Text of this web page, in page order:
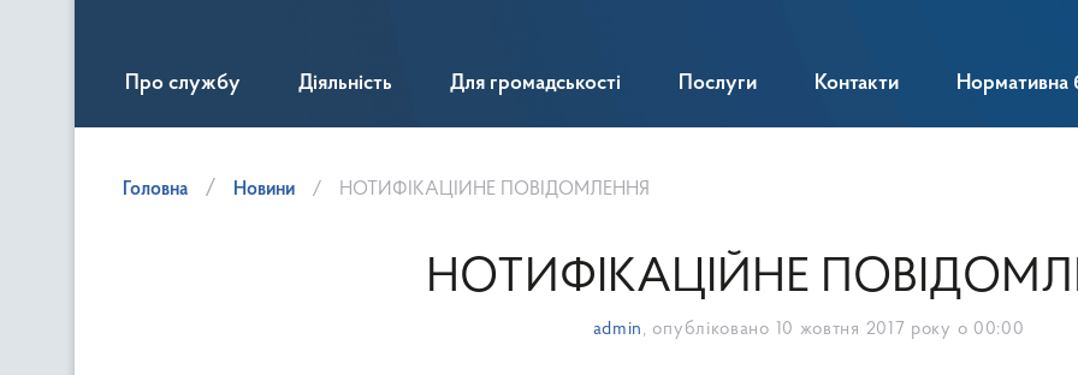
Про службу Діяльність Для громадськості Послуги Контакти Нормативна
Головна Новини НОТИФІКАЦІЙНЕ ПОВІДОМЛЕННЯ
НОТИФІКАЦІЙНЕ
admin , опубліковано 10 жовтня 2017 року о 00:00